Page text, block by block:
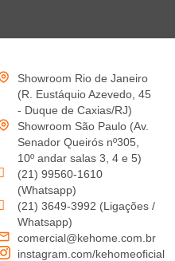
Showroom Rio de Janeiro
(R. Eustáquio Azevedo, 45
- Duque de Caxias/RJ)
Showroom São Paulo (Av.
Senador Queirós nº305,
10º andar salas 3, 4 e 5)
(21) 99560-1610
(Whatsapp)
(21) 3649-3992 (Ligações /
Whatsapp)
comercial@kehome.com.br
instagram.com/kehomeoficial